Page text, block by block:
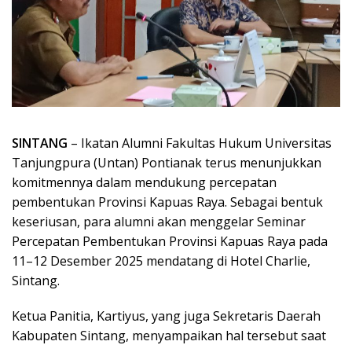
SINTANG – Ikatan Alumni Fakultas Hukum Universitas
Tanjungpura (Untan) Pontianak terus menunjukkan
komitmennya dalam mendukung percepatan
pembentukan Provinsi Kapuas Raya. Sebagai bentuk
keseriusan, para alumni akan menggelar Seminar
Percepatan Pembentukan Provinsi Kapuas Raya pada
11–12 Desember 2025 mendatang di Hotel Charlie,
Sintang.
Ketua Panitia, Kartiyus, yang juga Sekretaris Daerah
Kabupaten Sintang, menyampaikan hal tersebut saat